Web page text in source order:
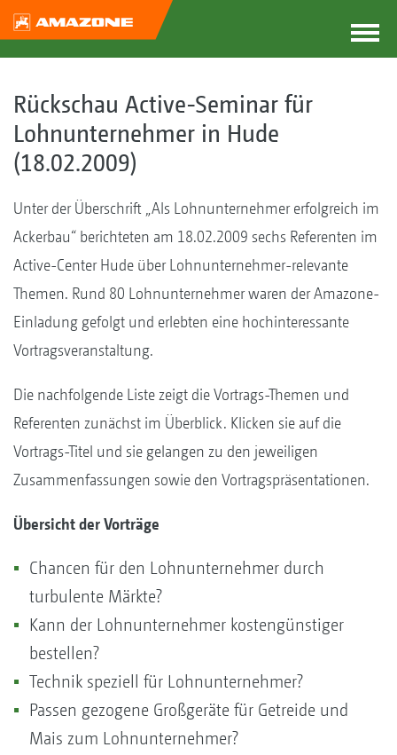
Rückschau Active-Seminar für
Lohnunternehmer in Hude
(18.02.2009)
Unter der Überschrift „Als Lohnunternehmer erfolgreich im
Ackerbau“ berichteten am 18.02.2009 sechs Referenten im
Active-Center Hude über Lohnunternehmer-relevante
Themen. Rund 80 Lohnunternehmer waren der Amazone-
Einladung gefolgt und erlebten eine hochinteressante
Vortragsveranstaltung.
Die nachfolgende Liste zeigt die Vortrags-Themen und
Referenten zunächst im Überblick. Klicken sie auf die
Vortrags-Titel und sie gelangen zu den jeweiligen
Zusammenfassungen sowie den Vortragspräsentationen.
Übersicht der Vorträge
Chancen für den Lohnunternehmer durch
turbulente Märkte?
Kann der Lohnunternehmer kostengünstiger
bestellen?
Technik speziell für Lohnunternehmer?
Passen gezogene Großgeräte für Getreide und
Mais zum Lohnunternehmer?